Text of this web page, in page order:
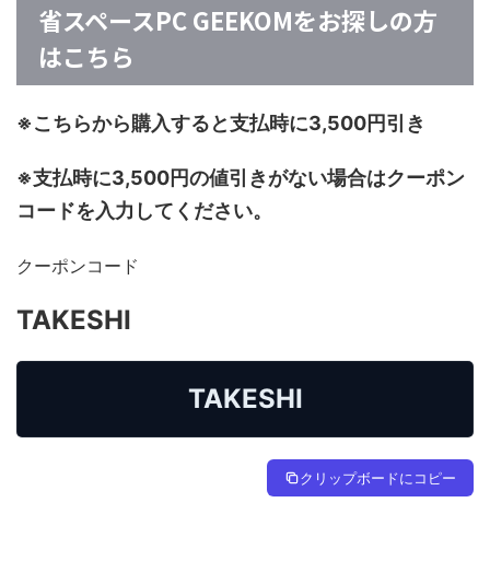
省スペースPC GEEKOMをお探しの方
はこちら
※こちらから購入すると支払時に3,500円引き
※支払時に3,500円の値引きがない場合はクーポン
コードを入力してください。
クーポンコード
TAKESHI
TAKESHI
クリップボードにコピー